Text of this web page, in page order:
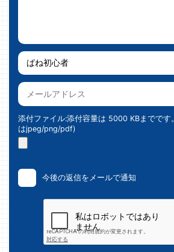
添付ファイル:添付容量は 5000 KBまでで
はjpeg/png/pdf)
今後の返信をメールで通知